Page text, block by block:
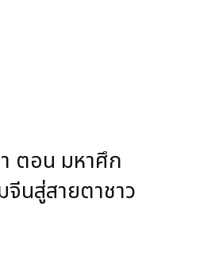
ตอน มหาศึก
นสู่สายตาชาว